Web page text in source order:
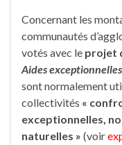
Concernant les
communautés
votés avec le projet
Aides
sont normalement
collectivités «
exceptionnelles,
naturelles » (voir